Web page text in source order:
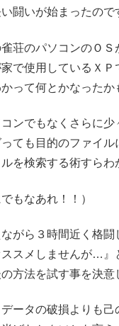
闘いが始まったので
荘のパソコンのＯＳ
で使用しているＸＰ
って何とかなったか
ンでもなくさらに少
ても目的のファイル
を検索する術すら
もなあれ！！）
がら３時間近く格闘
スメしませんが…』
方法を試す事を決
ータの破損よりも己